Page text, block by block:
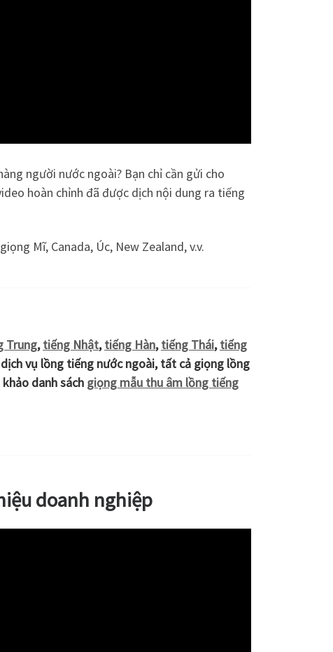
người nước ngoài? Bạn chỉ cần gửi cho
hoàn chỉnh đã được dịch nội dung ra tiếng
Mĩ, Canada, Úc, New Zealand, v.v.
Trung,tiếng Nhật,tiếng Hàn,tiếng Thái,tiếng
vụ lồng tiếng nước ngoài, tất cả giọng lồng
danh sách giọng mẫu thu âm lồng tiếng
doanh nghiệp